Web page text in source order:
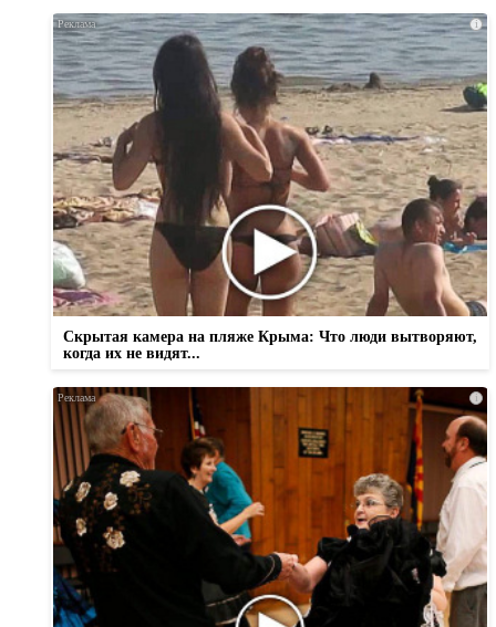
i
Скрытая камера на пляже Крыма: Что люди вытворяют,
когда их не видят...
i